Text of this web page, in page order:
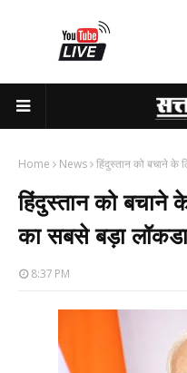
Home News हिंदुस्तान को बचाने के
हिंदुस्तान को बचाने
का सबसे बड़ा
8:37 PM